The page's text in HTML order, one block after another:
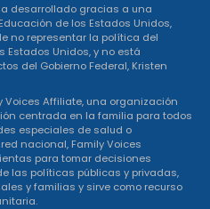
desarrollado gracias a una
de los Estados Unidos,
no representar la política del
Estados Unidos, y no está
del Gobierno Federal, Kristen
Voices Affiliate, una organización
centrada en la familia para todos
especiales de salud o
nacional, Family Voices
para tomar decisiones
las políticas públicas y privadas,
y familias y sirve como recurso